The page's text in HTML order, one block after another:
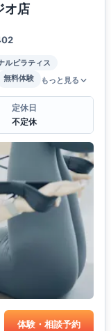
オ店
ルピラティス
無料体験 もっと見る
定休日
不定休
体験・相談予約